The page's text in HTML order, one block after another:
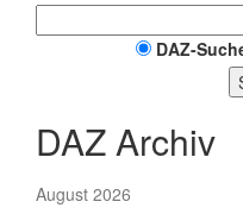
DAZ-
DAZ Archiv
August 2026